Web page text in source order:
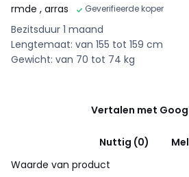
rmde , arras Geverifieerde koper
Bezitsduur 1 maand
Lengtemaat: van 155 tot 159 cm
Gewicht: van 70 tot 74 kg
Vertalen met
Nuttig (0)
Waarde van product